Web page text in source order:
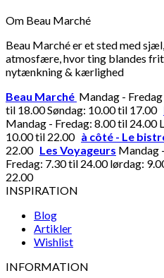
Om Beau Marché
Beau Marché er et sted med
atmosfære, hvor ting blandes
nytænkning & kærlighed
Beau Marché Mandag -
til 18.00 Søndag: 10.00 til 17.00
Mandag - Fredag: 8.00 til 24.00
10.00 til 22.00 à côté - Le
22.00 Les Voyageurs Mandag
Fredag: 7.30 til 24.00 lørdag:
22.00
INSPIRATION
Blog
Artikler
Wishlist
INFORMATION